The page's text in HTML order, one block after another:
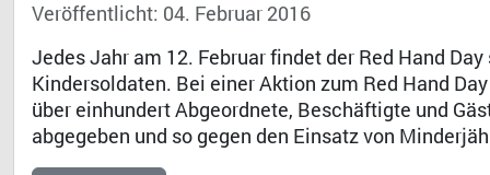
Veröffentlicht: 04. Februar 2016
Jedes Jahr am 12. Februar findet der Red Hand
Kindersoldaten. Bei einer Aktion zum Red Hand
über einhundert Abgeordnete, Beschäftigte und
abgegeben und so gegen den Einsatz von